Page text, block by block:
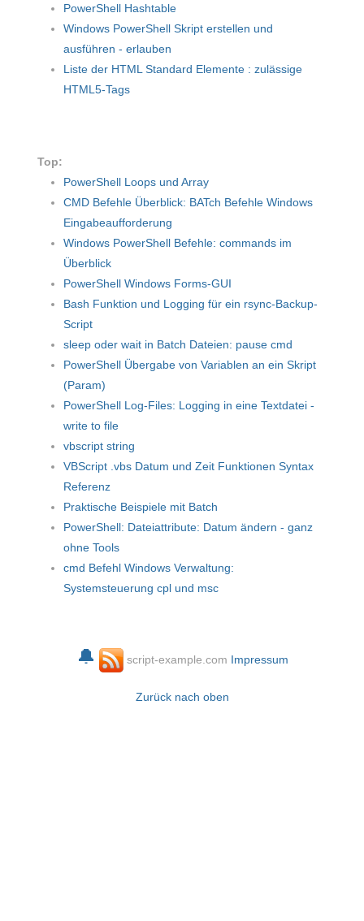
PowerShell Hashtable
Windows PowerShell Skript erstellen und
ausführen - erlauben
Liste der HTML Standard Elemente : zulässige
HTML5-Tags
Top:
PowerShell Loops und Array
CMD Befehle Überblick: BATch Befehle Windows
Eingabeaufforderung
Windows PowerShell Befehle: commands im
Überblick
PowerShell Windows Forms-GUI
Bash Funktion und Logging für ein rsync-Backup-
Script
sleep oder wait in Batch Dateien: pause cmd
PowerShell Übergabe von Variablen an ein Skript
(Param)
PowerShell Log-Files: Logging in eine Textdatei -
write to file
vbscript string
VBScript .vbs Datum und Zeit Funktionen Syntax
Referenz
Praktische Beispiele mit Batch
PowerShell: Dateiattribute: Datum ändern - ganz
ohne Tools
cmd Befehl Windows Verwaltung:
Systemsteuerung cpl und msc
🔔 script-example.com Impressum
Zurück nach oben